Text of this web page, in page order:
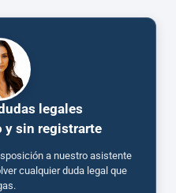
legales
y sin registrarte
a nuestro asistente
cualquier duda legal que